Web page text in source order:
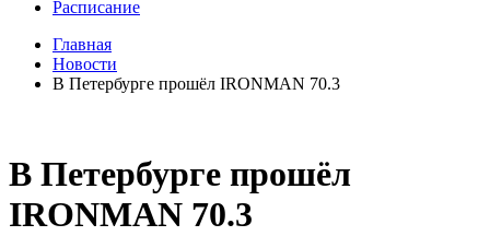
Расписание
Главная
Новости
В Петербурге прошёл IRONMAN 70.3
В Петербурге прошёл
IRONMAN 70.3